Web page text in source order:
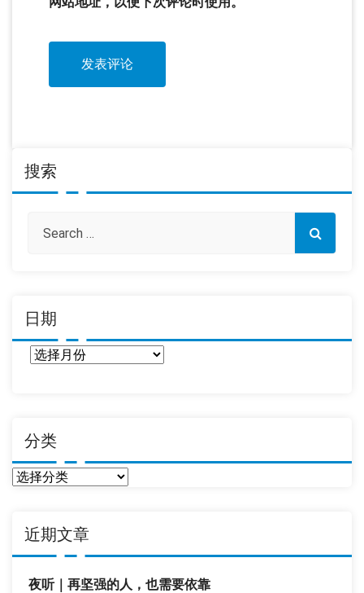
搜索
日期
分类
分
近期文章
夜听｜再坚强的人，也需要依靠